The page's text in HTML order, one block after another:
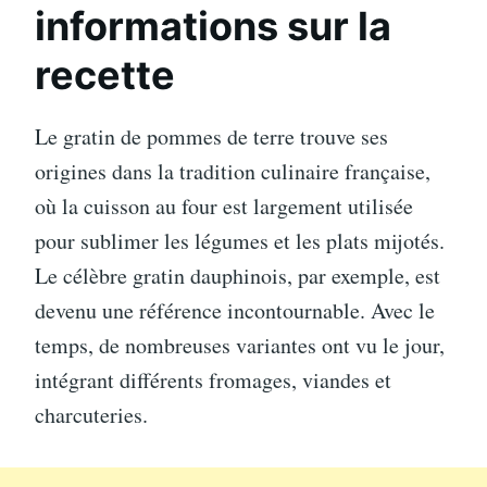
informations sur la
recette
Le gratin de pommes de terre trouve ses
origines dans la tradition culinaire française,
où la cuisson au four est largement utilisée
pour sublimer les légumes et les plats mijotés.
Le célèbre gratin dauphinois, par exemple, est
devenu une référence incontournable. Avec le
temps, de nombreuses variantes ont vu le jour,
intégrant différents fromages, viandes et
charcuteries.